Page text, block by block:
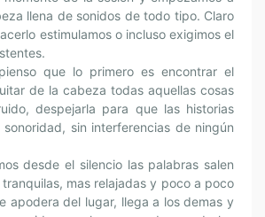
llena de sonidos de todo tipo. Claro
estimulamos o incluso exigimos el
que lo primero es encontrar el
de la cabeza todas aquellas cosas
despejarla para que las historias
sin interferencias de ningún
desde el silencio las palabras salen
mas relajadas y poco a poco
apodera del lugar, llega a los demas y